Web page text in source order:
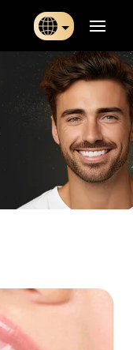
Türkçe
日本語
Indonesia
Български
Français